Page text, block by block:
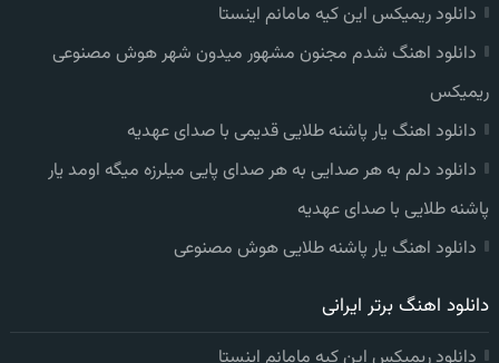
دانلود ریمیکس این کیه مامانم اینستا
دانلود اهنگ شدم مجنون مشهور میدون شهر هوش مصنوعی
ریمیکس
دانلود اهنگ یار پاشنه طلایی قدیمی با صدای عهدیه
دانلود دلم به هر صدایی به هر صدای پایی میلرزه میگه اومد یار
پاشنه طلایی با صدای عهدیه
دانلود اهنگ یار پاشنه طلایی هوش مصنوعی
دانلود اهنگ برتر ایرانی